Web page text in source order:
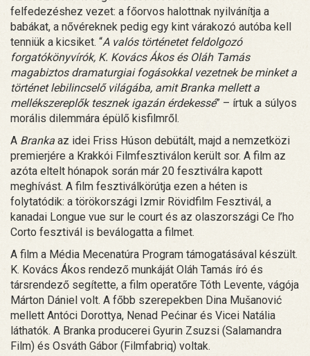
felfedezéshez vezet: a főorvos halottnak nyilvánítja a
babákat, a nővéreknek pedig egy kint várakozó autóba kell
tenniük a kicsiket. “A valós történetet feldolgozó
forgatókönyvírók, K. Kovács Ákos és Oláh Tamás
magabiztos dramaturgiai fogásokkal vezetnek be minket a
történet lebilincselő világába, amit Branka mellett a
mellékszereplők tesznek igazán érdekessé” – írtuk a súlyos
morális dilemmára épülő kisfilmről.
A Branka az idei Friss Húson debütált, majd a nemzetközi
premierjére a Krakkói Filmfesztiválon került sor. A film az
azóta eltelt hónapok során már 20 fesztiválra kapott
meghívást. A film fesztiválkörútja ezen a héten is
folytatódik: a törökországi Izmir Rövidfilm Fesztivál, a
kanadai Longue vue sur le court és az olaszországi Ce l’ho
Corto fesztivál is beválogatta a filmet.
A film a Média Mecenatúra Program támogatásával készült.
K. Kovács Ákos rendező munkáját Oláh Tamás író és
társrendező segítette, a film operatőre Tóth Levente, vágója
Márton Dániel volt. A főbb szerepekben Dina Mušanović
mellett Antóci Dorottya, Nenad Pećinar és Vicei Natália
láthatók. A Branka producerei Gyurin Zsuzsi (Salamandra
Film) és Osváth Gábor (Filmfabriq) voltak.